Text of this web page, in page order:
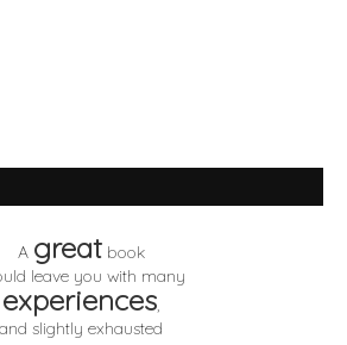
A greatbook
leave you with many
experiences,
and slightly exhausted